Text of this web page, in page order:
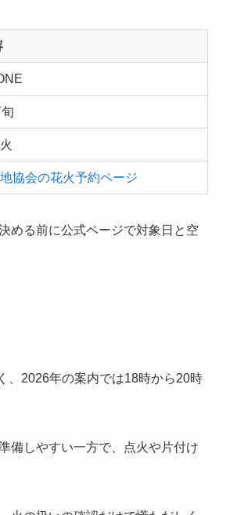
協会の花火予約ページ
める前に公式ページで対象日と空
、2026年の案内では18時から20時
備しやすい一方で、点火や片付け